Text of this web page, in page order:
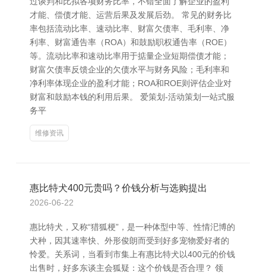
才能、偿债才能、运营后果及发展后劲。 常见的财务比
率包括流动比率、速动比率、财富欠债率、毛利率、净
利率、财富通告率（ROA）和鼓励职权通告率（ROE）
等。流动比率和速动比率用于掂量企业短期偿债才能；
财富欠债率反馈企业的欠债水平与财务风险；毛利率和
净利率体现企业的盈利才能；ROA和ROE则评估企业对
财富和鼓励本钱的利用后果。 爱策划-活动策划一站式服
务平
维修资讯
惠比特犬400元贵吗？价钱分析与选购提出
2026-06-22
惠比特犬，又称“猎狐梗”，是一种体型中等、性情汜博的
犬种，因其速率快、外形俊朗而受到好多宠物爱好者的
怜爱。关系词，当看到市集上有惠比特犬以400元的价钱
出售时，好多东谈主会狐疑：这个价钱是否合理？ 领